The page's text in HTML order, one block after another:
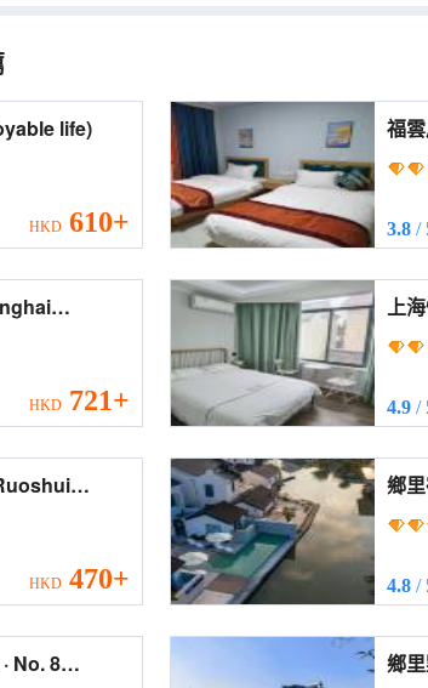
郊野公園店) (Enjoyable life)
HKD 610+ 3.8/
HKD 721+
上海悅
4.9/
HKD 470+ 4.8/